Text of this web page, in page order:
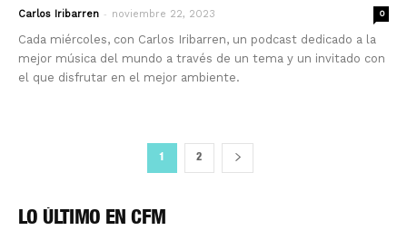
Carlos Iribarren - noviembre 22, 2023 0
Cada miércoles, con Carlos Iribarren, un podcast dedicado a la
mejor música del mundo a través de un tema y un invitado con
el que disfrutar en el mejor ambiente.
1 2
LO ÚLTIMO EN CFM